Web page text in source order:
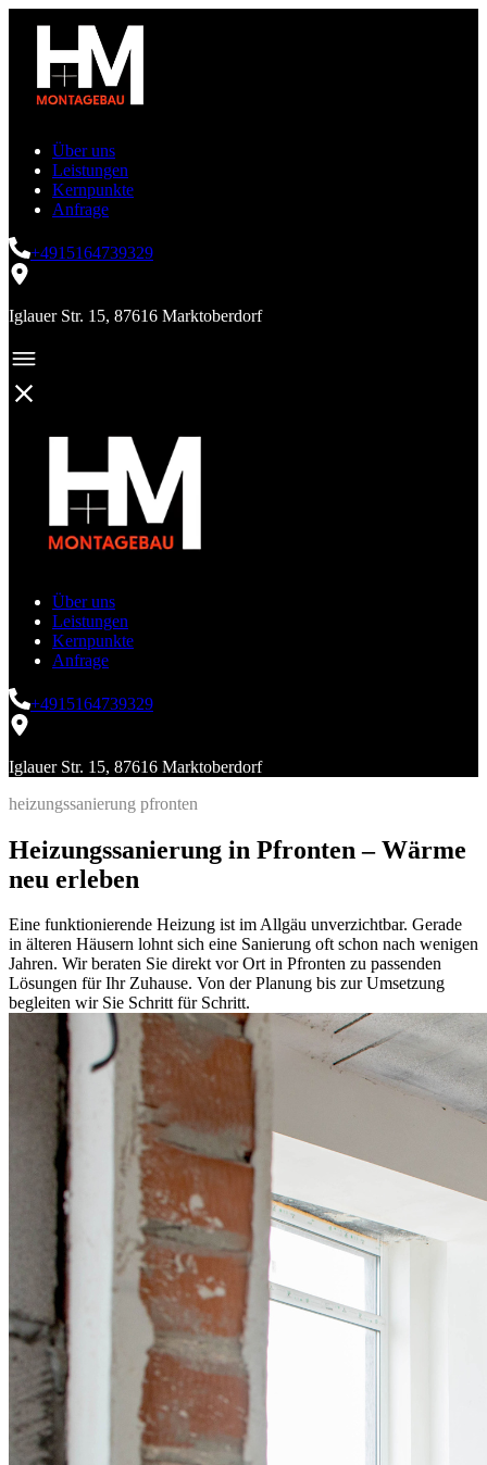
Über uns
Leistungen
Kernpunkte
Anfrage
+4915164739329
Iglauer Str. 15, 87616 Marktoberdorf
Über uns
Leistungen
Kernpunkte
Anfrage
+4915164739329
Iglauer Str. 15, 87616 Marktoberdorf
heizungssanierung pfronten
Heizungssanierung in Pfronten – Wärme
neu erleben
Eine funktionierende Heizung ist im Allgäu unverzichtbar. Gerade
in älteren Häusern lohnt sich eine Sanierung oft schon nach wenigen
Jahren. Wir beraten Sie direkt vor Ort in Pfronten zu passenden
Lösungen für Ihr Zuhause. Von der Planung bis zur Umsetzung
begleiten wir Sie Schritt für Schritt.